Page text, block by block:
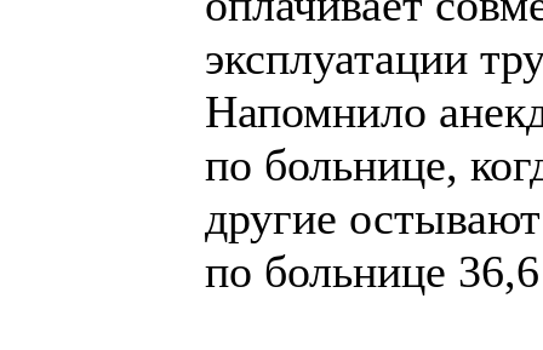
эксплуатации
Напомнило
по больнице,
другие
по больнице